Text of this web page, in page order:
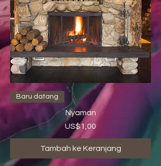
Baru datang
Nyaman
Harga
US$1,00
Tambah ke Keranjang